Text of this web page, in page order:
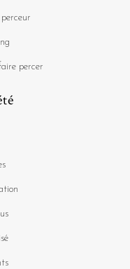
percer